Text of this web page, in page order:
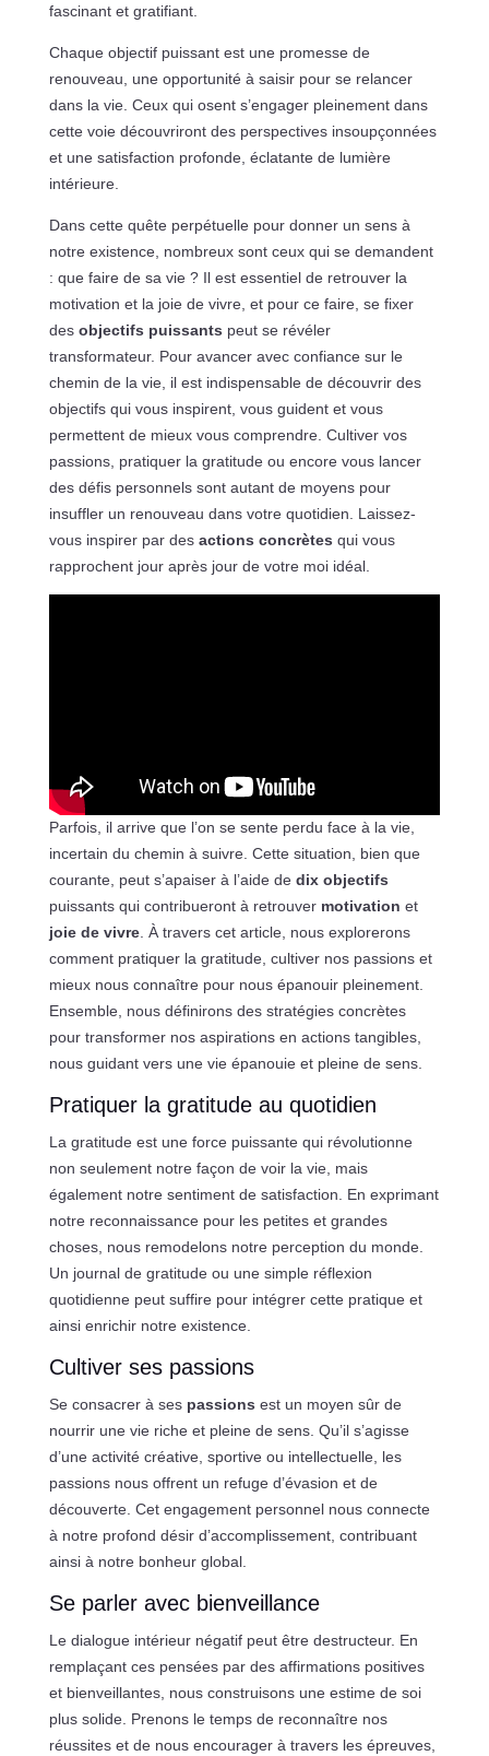
fascinant et gratifiant.
Chaque objectif puissant est une promesse de
renouveau, une opportunité à saisir pour se relancer
dans la vie. Ceux qui osent s’engager pleinement dans
cette voie découvriront des perspectives insoupçonnées
et une satisfaction profonde, éclatante de lumière
intérieure.
Dans cette quête perpétuelle pour donner un sens à
notre existence, nombreux sont ceux qui se demandent
: que faire de sa vie ? Il est essentiel de retrouver la
motivation et la joie de vivre, et pour ce faire, se fixer
des objectifs puissants peut se révéler
transformateur. Pour avancer avec confiance sur le
chemin de la vie, il est indispensable de découvrir des
objectifs qui vous inspirent, vous guident et vous
permettent de mieux vous comprendre. Cultiver vos
passions, pratiquer la gratitude ou encore vous lancer
des défis personnels sont autant de moyens pour
insuffler un renouveau dans votre quotidien. Laissez-
vous inspirer par des actions concrètes qui vous
rapprochent jour après jour de votre moi idéal.
Parfois, il arrive que l’on se sente perdu face à la vie,
incertain du chemin à suivre. Cette situation, bien que
courante, peut s’apaiser à l’aide de dix objectifs
puissants qui contribueront à retrouver motivation et
joie de vivre. À travers cet article, nous explorerons
comment pratiquer la gratitude, cultiver nos passions et
mieux nous connaître pour nous épanouir pleinement.
Ensemble, nous définirons des stratégies concrètes
pour transformer nos aspirations en actions tangibles,
nous guidant vers une vie épanouie et pleine de sens.
Pratiquer la gratitude au quotidien
La gratitude est une force puissante qui révolutionne
non seulement notre façon de voir la vie, mais
également notre sentiment de satisfaction. En exprimant
notre reconnaissance pour les petites et grandes
choses, nous remodelons notre perception du monde.
Un journal de gratitude ou une simple réflexion
quotidienne peut suffire pour intégrer cette pratique et
ainsi enrichir notre existence.
Cultiver ses passions
Se consacrer à ses passions est un moyen sûr de
nourrir une vie riche et pleine de sens. Qu’il s’agisse
d’une activité créative, sportive ou intellectuelle, les
passions nous offrent un refuge d’évasion et de
découverte. Cet engagement personnel nous connecte
à notre profond désir d’accomplissement, contribuant
ainsi à notre bonheur global.
Se parler avec bienveillance
Le dialogue intérieur négatif peut être destructeur. En
remplaçant ces pensées par des affirmations positives
et bienveillantes, nous construisons une estime de soi
plus solide. Prenons le temps de reconnaître nos
réussites et de nous encourager à travers les épreuves,